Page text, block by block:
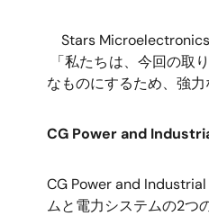
Stars Microelectronics
「私たちは、今回の取
なものにするため、強力
CG Power and
CG Power and
ムと電力システムの2つ